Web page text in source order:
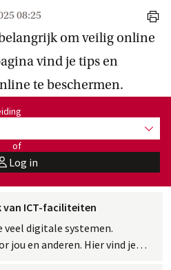
08:25
print
om veilig online
vind je tips en
te beschermen.
toon
of
Log in
van ICT-faciliteiten
veel digitale systemen.
jou en anderen. Hier vind je